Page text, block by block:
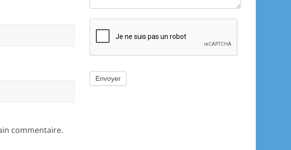
commentaire.